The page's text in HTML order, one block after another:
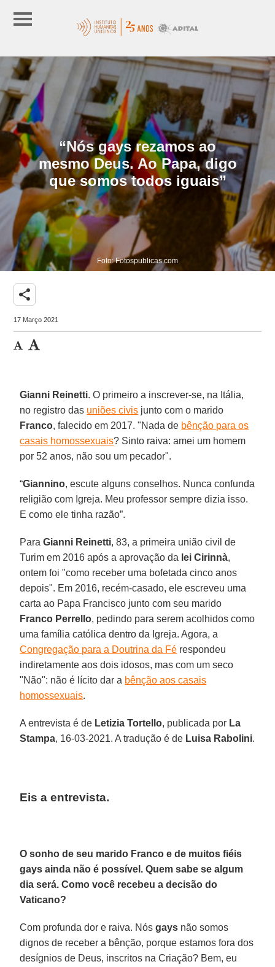
“Nós gays rezamos ao
mesmo Deus. Ao Papa, digo
que somos todos iguais”
Foto: Fotospublicas.com
share
17 Março 2021
Gianni Reinetti. O primeiro a inscrever-se, na Itália,
no registro das uniões civis junto com o marido
Franco, falecido em 2017. "Nada de bênção para os
casais homossexuais? Sinto raiva: amei um homem
por 52 anos, não sou um pecador".
“Giannino, escute alguns conselhos. Nunca confunda
religião com Igreja. Meu professor sempre dizia isso.
E como ele tinha razão”.
ParaGianni Reinetti, 83, a primeira união civil de
Turim em 2016 após a aprovação da lei Cirinnà,
ontem foi "como receber uma bofetada cinco anos
depois". Em 2016, recém-casado, ele escreveu uma
carta ao Papa Francisco junto com seu marido
Franco Perrello, pedindo para serem acolhidos como
uma família católica dentro da Igreja. Agora, a
Congregação para a Doutrina da Fé respondeu
indiretamente aos dois idosos, mas com um seco
"Não": não é lícito dar a bênção aos casais
homossexuais.
A entrevista é de Letizia Tortello, publicada por La
Stampa, 16-03-2021. A tradução é de Luisa Rabolini.
Eis a entrevista.
O sonho de seu marido Franco e de muitos fiéis
gays ainda não é possível. Quem sabe se algum
dia será. Como você recebeu a decisão do
Vaticano?
Com profunda dor e raiva. Nósgays não somos
dignos de receber a bênção, porque estamos fora dos
desígnios de Deus, inscritos na Criação? Bem, eu